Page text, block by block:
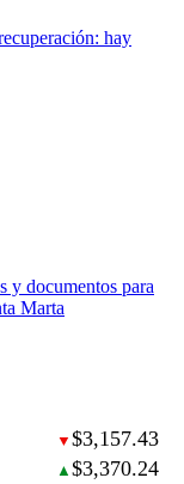
hay
y documentos para
Marta
▼ $3,157.43
▲ $3,370.24